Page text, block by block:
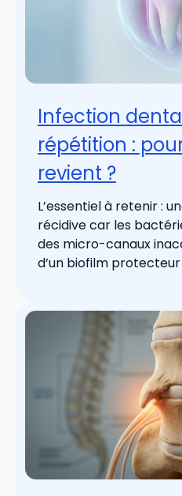
Infection
répétition :
revient ?
L’essentiel à retenir :
récidive car les
des micro-canaux
d’un biofilm protecteur